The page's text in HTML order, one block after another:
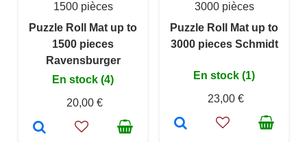
1500 pièces
Puzzle Roll Mat up to
1500 pieces
Ravensburger
En stock (4)
20,00 €
3000 pièces
Puzzle Roll Mat up to
3000 pieces Schmidt
En stock (1)
23,00 €